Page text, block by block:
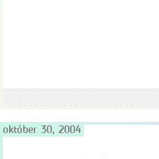
október 30, 2004